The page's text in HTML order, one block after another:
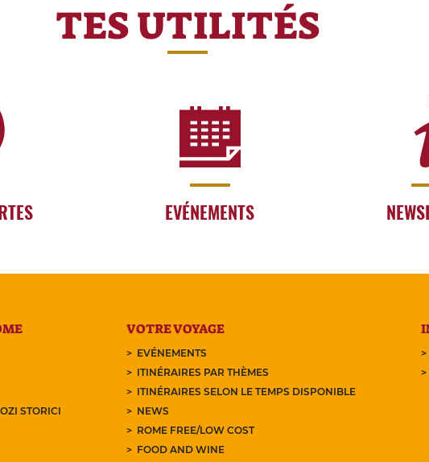
TES UTILITÉS
EVÉNEMENTS
STORICI
VOTRE VOYAGE
EVÉNEMENTS
ITINÉRAIRES PAR THÈMES
ITINÉRAIRES SELON LE TEMPS DISPONIBLE
NEWS
ROME FREE/LOW COST
FOOD AND WINE